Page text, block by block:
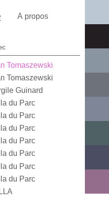
À propos
Tomaszewski
Tomaszewski
Guinard
du Parc
du Parc
du Parc
du Parc
du Parc
du Parc
du Parc